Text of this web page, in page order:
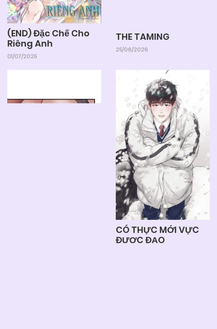
(END) Đặc Chế Cho
Riêng Anh
01/07/2025
THE TAMING
25/06/2026
CÓ THỰC MỚI VỰC
ĐƯỢC ĐẠO